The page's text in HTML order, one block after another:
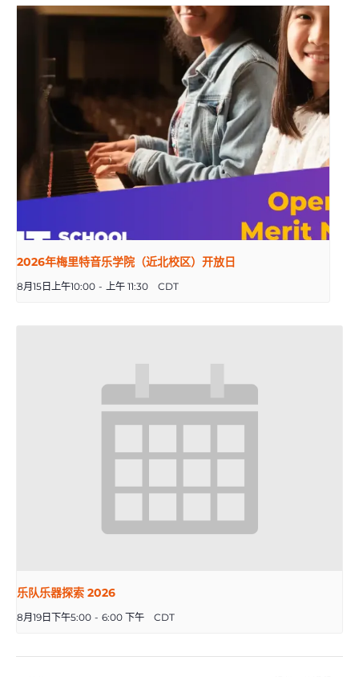
2026年梅里特音乐学院（近北校区）开放日
8月15日上午10:00 - 上午 11:30 CDT
乐队乐器探索 2026
8月19日下午5:00 - 6:00 下午 CDT